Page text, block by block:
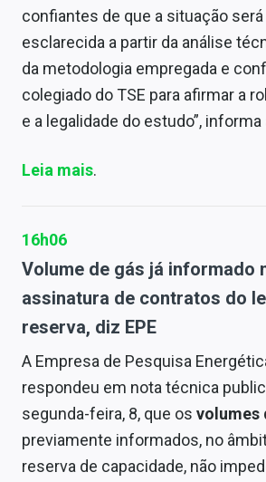
confiantes de que a situação
esclarecida a partir da análise
da metodologia empregada e
colegiado do TSE para afirmar a
e a legalidade do estudo”,
Leia mais.
16h06
Volume de gás já informado
assinatura de contratos do
reserva, diz EPE
A Empresa de Pesquisa
respondeu em nota técnica
segunda-feira, 8, que os volumes
previamente informados, no
reserva de capacidade, não